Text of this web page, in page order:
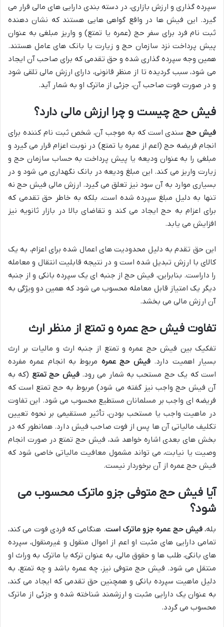
سپرده گذاری و ارزش بازاری، در دسته بندی دارایی های مالی قرار می
گیرد. این فیش ها در واقع گواهی هایی هستند که نشان دهنده
ثبت نام فرد برای سفر حج (عمره یا تمتع) و واریز مبلغی به عنوان
پیش پرداخت نزد سازمان حج و زیارت یا بانک های عامل هستند.
همین وجه سپرده گذاری شده و حق تقدمی که برای صاحب آن ایجاد
می شود، سبب گردیده تا از منظر قانونی، دارای ارزش مالی تلقی شود
و در صورت فوت صاحب آن، جزئی از ماترک او به شمار آید.
فیش حج چیست و چرا ارزش مالی دارد؟
فیش حجسندی است که به موجب آن، شخص ثبت نام کننده برای
انجام فریضه حج (اعم از عمره یا تمتع) در نوبت اعزام قرار می گیرد و
مبلغی را به عنوان ودیعه یا پیش پرداخت به حساب سازمان حج و
زیارت واریز می کند. این مبلغ ودیعه در بانک نگهداری می شود و در
بسیاری موارد به آن سود نیز تعلق می گیرد. ارزش مالی فیش حج نه
تنها به دلیل مبلغ سپرده شده است، بلکه به خاطر حق تقدمی که
برای اعزام به حج ایجاد می کند و تقاضای بالا در بازار ثانویه نیز
افزایش می یابد.
این حق تقدم به دلیل محدودیت های اعمال شده برای اعزام، به یک
کالای با ارزش تبدیل شده است و در نتیجه قابلیت انتقال و معامله
را داراست. بنابراین، فیش حج از جنبه ای یک سپرده بانکی و از جنبه
دیگر یک امتیاز قابل معامله محسوب می شود که همین دو ویژگی به
آن ارزش مالی می بخشد.
تفاوت فیش حج عمره و تمتع از منظر ارث
تفکیک بین فیش حج عمره و تمتع از جنبه ارث و مالیات بر ارث
بسیار اهمیت دارد. فیش حج عمره مربوط به انجام عمره مفرده
است که یک حج مستحب به شمار می رود.فیش حج تمتع (که به
آن فیش حج واجب نیز گفته می شود) مربوط به حج تمتع است که
فریضه ای واجب بر مسلمانان مستطیع محسوب می شود. این تفاوت
در ماهیت واجب یا مستحب بودن، تأثیر مستقیمی بر نحوه تعیین
تکلیف مالیاتی آن ها پس از فوت صاحب فیش دارد. همانطور که در
بخش های بعدی اشاره خواهد شد، فیش حج تمتع در صورت انجام
وصیت یا نیابت، می تواند مشمول معافیت مالیاتی خاصی شود که
فیش حج عمره از آن برخوردار نیست.
آیا فیش حج متوفی جزو ماترک محسوب می
شود؟
بله،فیش حج عمره جزو ماترک است. هنگامی که فردی فوت می کند،
تمامی دارایی های مثبت او اعم از اموال منقول و غیرمنقول، سپرده
های بانکی، طلب ها و حقوق مالی، به عنوان ترکه یا ماترک به وراث او
منتقل می شود. فیش حج متوفی نیز، چه عمره باشد و چه تمتع، به
دلیل ماهیت سپرده بانکی و همچنین حق تقدمی که ایجاد می کند،
به عنوان یک دارایی مثبت و ارزشمند شناخته شده و جزئی از ماترک
محسوب می گردد.